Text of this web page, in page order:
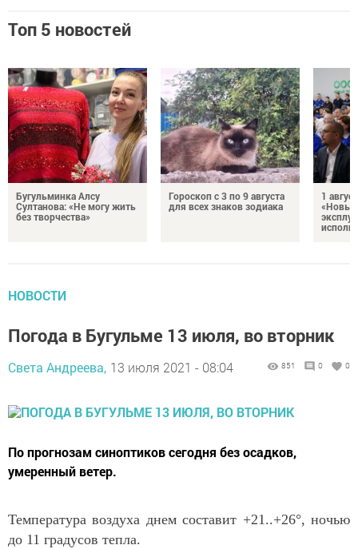
Топ 5 новостей
Бугульминка Алсу
Султанова: «Не могу жить
без творчества»
Гороскоп с 3 по 9 августа
для всех знаков зодиака
1
«Новые
НОВОСТИ
Погода в Бугульме 13 июля, во вторник
Света Андреева, 13 июля 2021 - 08:04 851 0 0
По прогнозам синоптиков сегодня без осадков,
умеренный ветер.
Температура воздуха днем составит +21..+26°, ночью
до 11 градусов тепла.